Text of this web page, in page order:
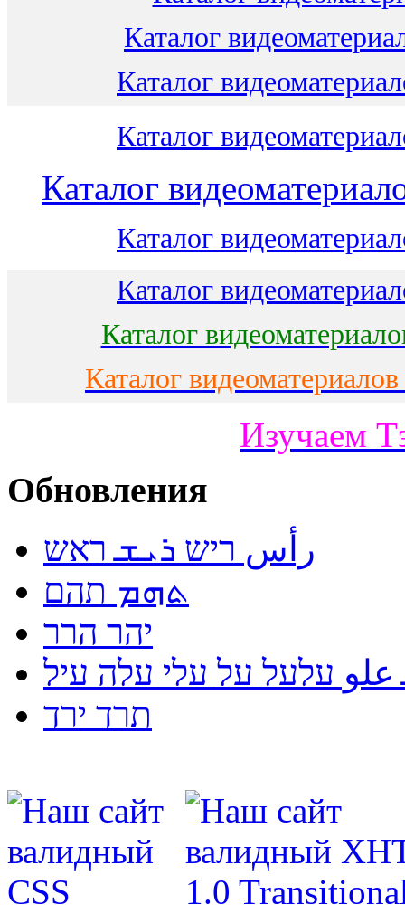
Каталог
Каталог
Каталог
Каталог
Каталог
Каталог
Каталог
Каталог
Изучаем
Обновления
رأس ריש ܪܝܫ ראש
ܬܗܡ תהם
יהר הרר
עלעל על עלי עלה עיל
תרד ירד